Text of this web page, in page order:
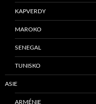
KAPVERDY
MAROKO
SENEGAL
TUNISKO
ASIE
ARMÉNIE